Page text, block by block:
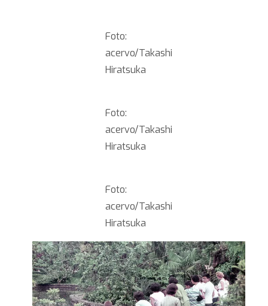
Foto:
acervo/Takashi
Hiratsuka
Foto:
acervo/Takashi
Hiratsuka
Foto:
acervo/Takashi
Hiratsuka